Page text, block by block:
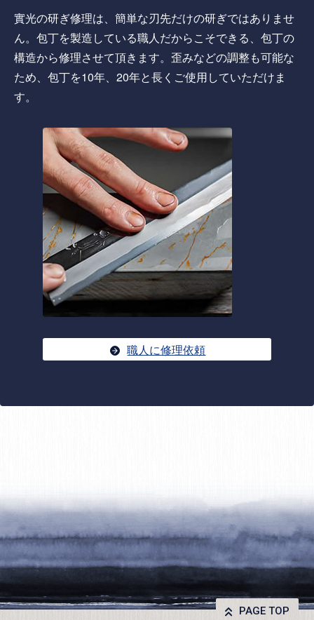
實光の研ぎ修理は、簡単な刃先だけの研ぎではありませ
ん。包丁を製造している職人だからこそできる、包丁の
構造から修理させて頂きます。歪みなどの調整も可能な
ため、包丁を10年、20年と長くご使用していただけま
す。
職人に修理依頼
PAGE TOP